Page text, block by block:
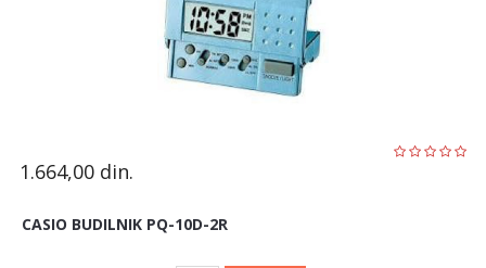
1.664,00 din.
CASIO BUDILNIK PQ-10D-2R